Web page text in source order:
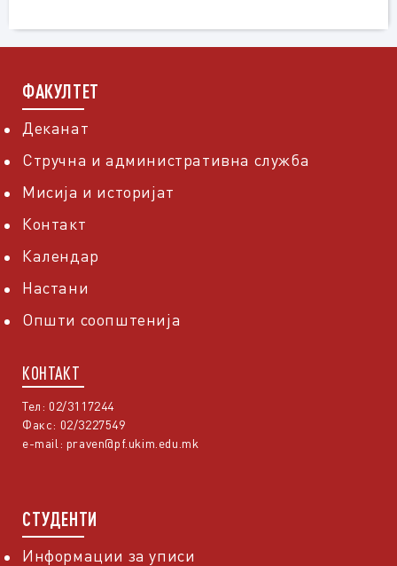
ФАКУЛТЕТ
Деканат
Стручна и административна служба
Мисија и историјат
Контакт
Календар
Настани
Општи соопштенија
КОНТАКТ
Тел: 02/3117244
Факс: 02/3227549
e-mail: praven@pf.ukim.edu.mk
СТУДЕНТИ
Информации за уписи